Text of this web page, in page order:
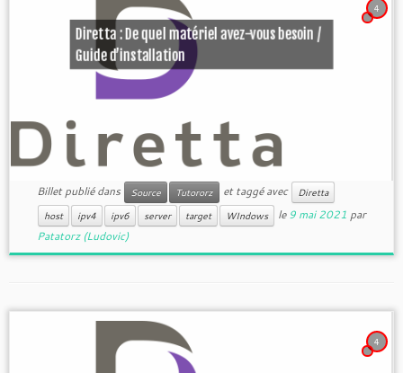
4
Diretta : De quel matériel avez-vous besoin /
Guide d’installation
Billet publié dans Source Tutororz et taggé avec
Diretta
host
ipv4 ipv6 server target WIndows le9 mai 2021 par
Patatorz (Ludovic)
4